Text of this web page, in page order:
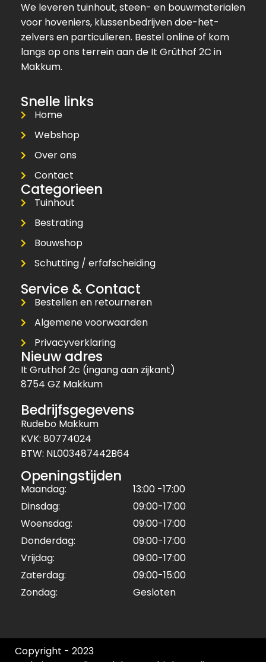
We leveren tuinhout, steen- en bouwmaterialen
voor hoveniers, klussenbedrijven doe-het-
zelvers en particulieren. Bestel online of kom
langs op ons terrein aan de It Grûthof 2C in
Makkum.
Snelle links
Home
Webshop
Over ons
Contact
Categorieen
Tuinhout
Bestrating
Bouwshop
Schutting / erfafscheiding
Service & Contact
Bestellen en retourneren
Algemene voorwaarden
Privacyverklaring
Nieuw adres
It Gruthof 2c (ingang aan zijkant)
8754 GZ Makkum
Bedrijfsgegevens
Rudebo Makkum
KVK: 80774024
BTW: NL003487442B64
Openingstijden
Maandag:
13:00 -17:00
Dinsdag:
09:00-17:00
Woensdag:
09:00-17:00
Donderdag:
09:00-17:00
Vrijdag:
09:00-17:00
Zaterdag:
09:00-15:00
Zondag:
Gesloten
Copyright - 2023